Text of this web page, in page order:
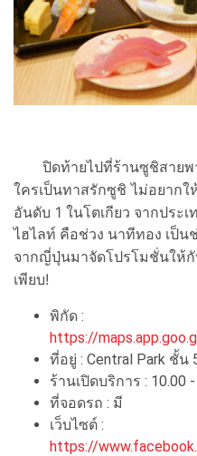
ปิดท้ายไปที่ร้านซูชิสาย
ใครเป็นทาสรักซูชิ ไม่อยากใ
อันดับ 1 ในโตเกียว จากประ
ไฮไลท์ คือช่วง นาทีทอง เป็น
จากญี่ปุ่นมาจัดโปรโมชั่นให้
เพียบ!
พิกัด :
https://
ที่อยู่ : Central Park ชั้น
ร้านเปิดบริการ : 10.00
ที่จอดรถ : มี
เว็บไซต์ :
https://